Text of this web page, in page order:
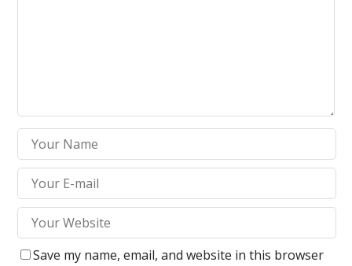
Save my name, email, and website in this browser